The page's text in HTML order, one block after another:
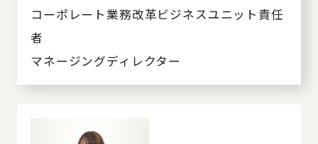
コーポレート業務改革ビジネスユニット責任
者
マネージングディレクター